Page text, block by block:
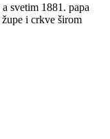
svetim 1881. papa
i crkve širom